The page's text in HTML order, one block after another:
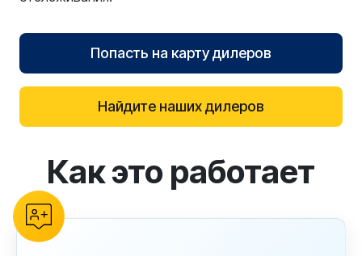
Попасть на карту дилеров
Найдите наших дилеров
reCAPTCHA verification
Как это работает